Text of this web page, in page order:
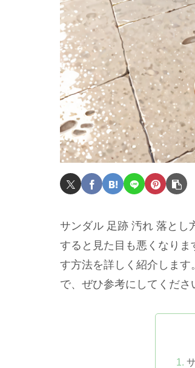
サンダル 足跡 汚れ 落とし
すると見た目も悪くなり
す方法を詳しく紹介しま
で、ぜひ参考にしてくださ